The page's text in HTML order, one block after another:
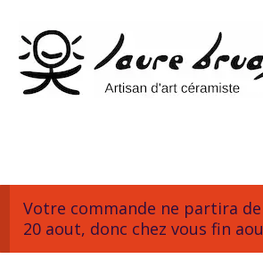
Votre commande ne partira
20 aout, donc chez vous fin